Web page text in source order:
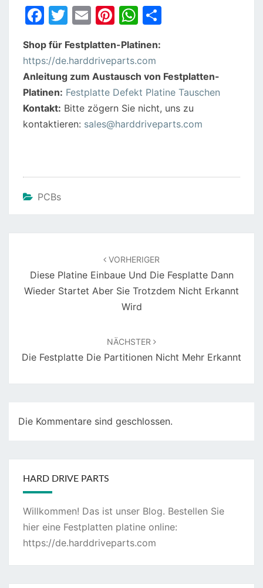
F
c
e
b
o
o
T
itt
er
E
ai
l
Pi
er
e
st
W
at
s
A
p
p
e
Shop für Festplatten-Platinen:
https://de.harddriveparts.com
Anleitung zum Austausch von Festplatten-
Platinen: Festplatte Defekt Platine Tauschen
Kontakt: Bitte zögern Sie nicht, uns zu
kontaktieren: sales@harddriveparts.com
PCBs
VORHERIGER
Diese Platine Einbaue Und Die Fesplatte Dann
Wieder Startet Aber Sie Trotzdem Nicht Erkannt
Wird
NÄCHSTER
Die Festplatte Die Partitionen Nicht Mehr Erkannt
Die Kommentare sind geschlossen.
HARD DRIVE PARTS
Willkommen! Das ist unser Blog. Bestellen Sie
hier eine Festplatten platine online:
https://de.harddriveparts.com